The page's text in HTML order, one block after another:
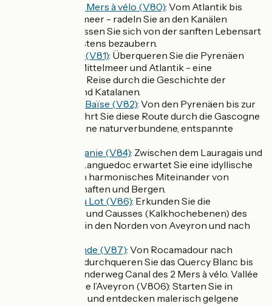
Canal des 2 Mers à vélo (V80): Vom Atlantik bis
zum Mittelmeer - radeln Sie an den Kanälen
entlang - lassen Sie sich von der sanften Lebensart
des Südwestens bezaubern.
La Vélosud (V81): Überqueren Sie die Pyrenäen
zwischen Mittelmeer und Atlantik - eine
spannende Reise durch die Geschichte der
Katharer und Katalanen.
Vallée de la Baïse (V82): Von den Pyrenäen bis zur
Garonne führt Sie diese Route durch die Gascogne
- ideal für eine naturverbundene, entspannte
La Véloccitanie (V84): Zwischen dem Lauragais und
dem Haut-Languedoc erwartet Sie eine idyllische
Strecke, ein harmonisches Miteinander von
Reblandschaften und Bergen.
La Vallée du Lot (V86): Erkunden Sie die
Weinberge und Causses (Kalkhochebenen) des
Quercy bis in den Norden von Aveyron und nach
La Vagabonde (V87): Von Rocamadour nach
Montech - durchqueren Sie das Quercy Blanc bis
zum Radwanderweg Canal des 2 Mers à vélo. Vallée
et Gorges de l’Aveyron (V806): Starten Sie in
Montauban und entdecken malerisch gelgene